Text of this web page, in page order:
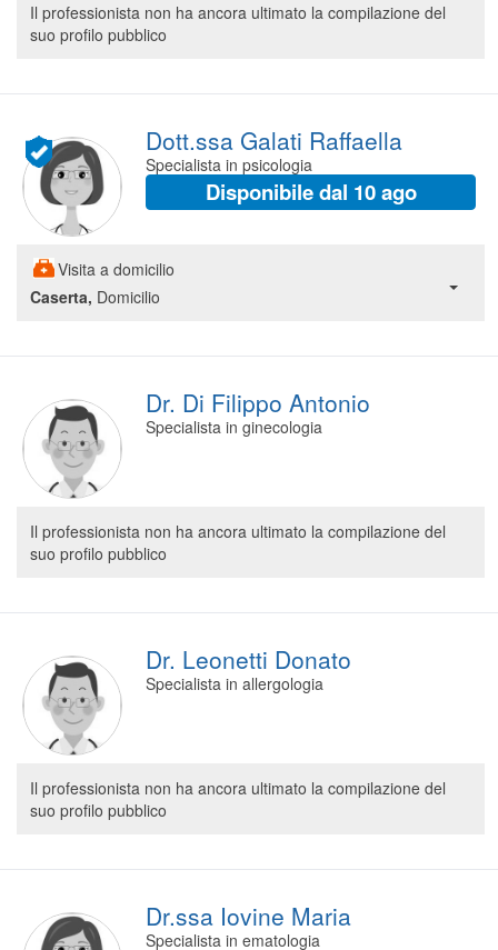
Il professionista non ha ancora ultimato la compilazione del
suo profilo pubblico
Dott.ssa Galati Raffaella
Specialista in psicologia
Disponibile dal 10 ago
Visita a domicilio
Caserta, Domicilio
Dr. Di Filippo Antonio
Specialista in ginecologia
Il professionista non ha ancora ultimato la compilazione del
suo profilo pubblico
Dr. Leonetti Donato
Specialista in allergologia
Il professionista non ha ancora ultimato la compilazione del
suo profilo pubblico
Dr.ssa Iovine Maria
Specialista in ematologia